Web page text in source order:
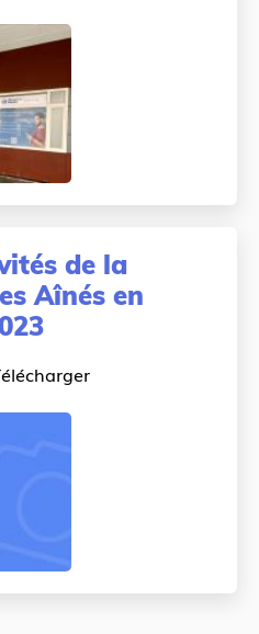
de la
Aînés en